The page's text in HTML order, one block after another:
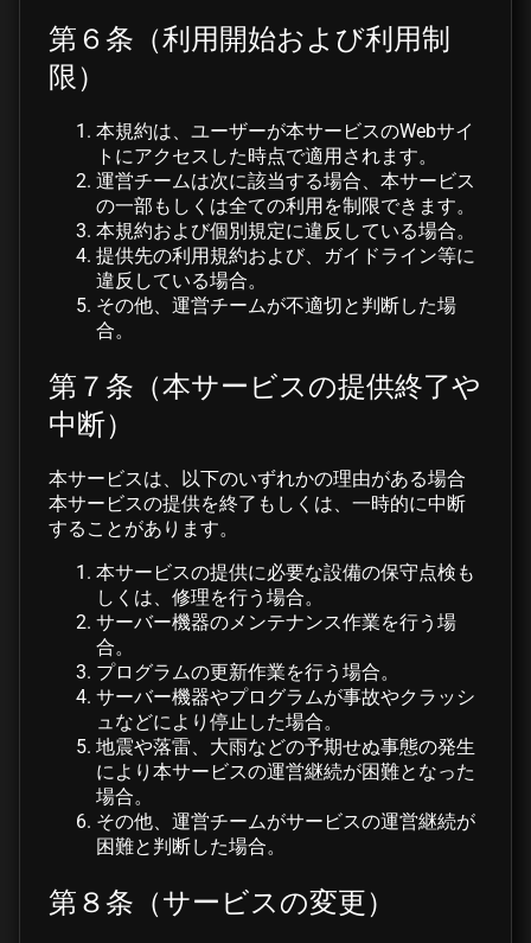
第６条（利用開始および利用制
限）
本規約は、ユーザーが本サービスのWebサイ
トにアクセスした時点で適用されます。
運営チームは次に該当する場合、本サービス
の一部もしくは全ての利用を制限できます。
本規約および個別規定に違反している場合。
提供先の利用規約および、ガイドライン等に
違反している場合。
その他、運営チームが不適切と判断した場
合。
第７条（本サービスの提供終了や
中断）
本サービスは、以下のいずれかの理由がある場合
本サービスの提供を終了もしくは、一時的に中断
することがあります。
本サービスの提供に必要な設備の保守点検も
しくは、修理を行う場合。
サーバー機器のメンテナンス作業を行う場
合。
プログラムの更新作業を行う場合。
サーバー機器やプログラムが事故やクラッシ
ュなどにより停止した場合。
地震や落雷、大雨などの予期せぬ事態の発生
により本サービスの運営継続が困難となった
場合。
その他、運営チームがサービスの運営継続が
困難と判断した場合。
第８条（サービスの変更）